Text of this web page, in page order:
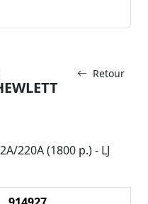
Retour
220A (1800 p.) - LJ